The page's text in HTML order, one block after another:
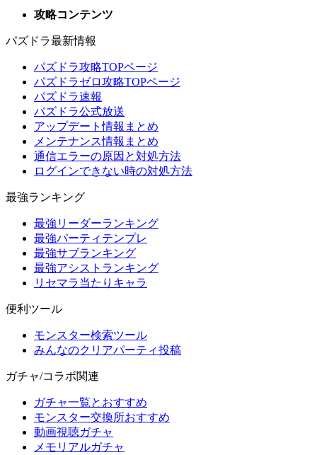
攻略コンテンツ
パズドラ最新情報
パズドラ攻略TOPページ
パズドラゼロ攻略TOPページ
パズドラ速報
パズドラ公式放送
アップデート情報まとめ
メンテナンス情報まとめ
通信エラーの原因と対処方法
ログインできない時の対処方法
最強ランキング
最強リーダーランキング
最強パーティテンプレ
最強サブランキング
最強アシストランキング
リセマラ当たりキャラ
便利ツール
モンスター検索ツール
みんなのクリアパーティ投稿
ガチャ/コラボ関連
ガチャ一覧とおすすめ
モンスター交換所おすすめ
動画視聴ガチャ
メモリアルガチャ